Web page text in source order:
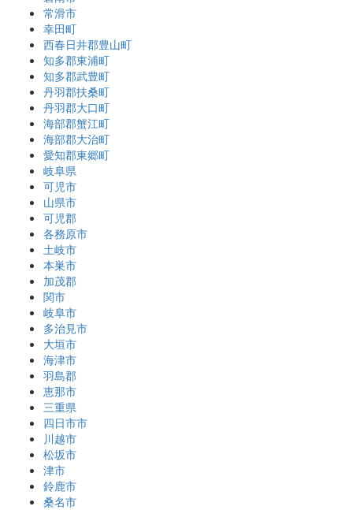
常滑市
幸田町
西春日井郡豊山町
知多郡東浦町
知多郡武豊町
丹羽郡扶桑町
丹羽郡大口町
海部郡蟹江町
海部郡大治町
愛知郡東郷町
岐阜県
可児市
山県市
可児郡
各務原市
土岐市
本巣市
加茂郡
関市
岐阜市
多治見市
大垣市
海津市
羽島郡
恵那市
三重県
四日市市
川越市
松坂市
津市
鈴鹿市
桑名市